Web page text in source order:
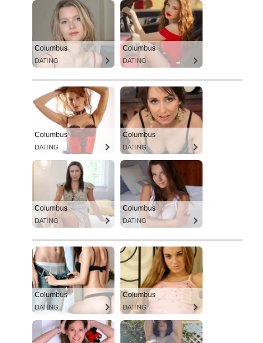
Columbus
DATING
Columbus
DATING
Columbus
DATING
Columbus
DATING
Columbus
DATING
Columbus
DATING
Columbus
DATING
Columbus
DATING